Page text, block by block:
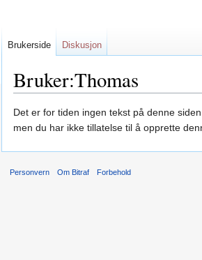
Bruker:Thomas
Hopp
til
Hopp
til
Det er for tiden ingen tekst på denne
men du har ikke tillatelse til å opprette
Brukerside Diskusjon
Personvern Om Bitraf Forbehold